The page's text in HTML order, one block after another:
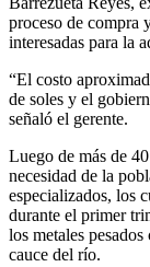
proceso de compra
interesadas para la
“El costo
de soles y el
señaló el gerente.
Luego de más de
necesidad de la
especializados, los
durante el primer
los metales
cauce del río.